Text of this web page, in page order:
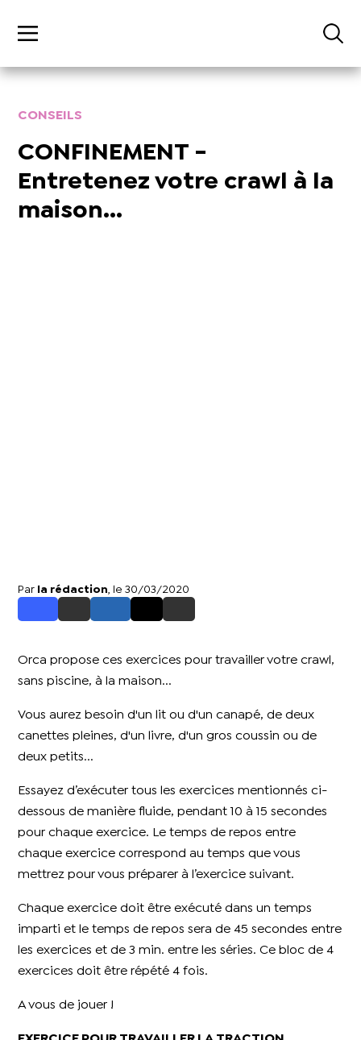
CONSEILS
CONFINEMENT -
Entretenez votre crawl à la
maison...
Par la rédaction , le 30/03/2020
Orca propose ces exercices pour travailler votre crawl,
sans piscine, à la maison...
Vous aurez besoin d'un lit ou d'un canapé, de deux
canettes pleines, d'un livre, d'un gros coussin ou de
deux petits...
Essayez d’exécuter tous les exercices mentionnés ci-
dessous de manière fluide, pendant 10 à 15 secondes
pour chaque exercice. Le temps de repos entre
chaque exercice correspond au temps que vous
mettrez pour vous préparer à l’exercice suivant.
Chaque exercice doit être exécuté dans un temps
imparti et le temps de repos sera de 45 secondes entre
les exercices et de 3 min. entre les séries. Ce bloc de 4
exercices doit être répété 4 fois.
A vous de jouer !